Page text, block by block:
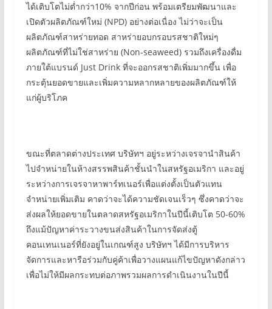
ได้เติบโตไม่ต่ำกว่า10% จากปีก่อน พร้อมเตรียมพัฒนาและ
เปิดตัวผลิตภัณฑ์ใหม่ (NPD) อย่างต่อเนื่อง ไม่ว่าจะเป็น
ผลิตภัณฑ์สาหร่ายทอด สาหร่ายอบกรอบรสชาติใหม่ๆ
ผลิตภัณฑ์ที่ไม่ใช่สาหร่าย (Non-seaweed) รวมถึงเครื่องดื่ม
ภายใต้แบรนด์ Just Drink ที่จะออกรสชาติเพิ่มมากขึ้น เพื่อ
กระตุ้นยอดขายและเพิ่มความหลากหลายของผลิตภัณฑ์ให้
แก่ผู้บริโภค
ขณะที่ตลาดต่างประเทศ บริษัทฯ อยู่ระหว่างเจรจานำสินค้า
ไปจำหน่ายในห้างสรรพสินค้าชั้นนำในสหรัฐอเมริกา และอยู่
ระหว่างการเจรจาหาพาร์ทเนอร์เพื่อแต่งตั้งเป็นตัวแทน
จำหน่ายเพิ่มเติม คาดว่าจะได้ความชัดเจนเร็วๆ ซึ่งคาดว่าจะ
ส่งผลให้ยอดขายในตลาดสหรัฐอเมริกาในปีนี้เติบโต 50-60%
ถึงแม้ปัญหาค่าระวางขนส่งสินค้าในการจัดส่งตู้
คอนเทนเนอร์ที่ยังอยู่ในเกณฑ์สูง บริษัทฯ ได้มีการบริหาร
จัดการและหารือร่วมกับคู่ค้าเพื่อวางแผนแก้ไขปัญหาดังกล่าว
เพื่อไม่ให้มีผลกระทบต่อภาพรวมผลการดำเนินงานในปีนี้